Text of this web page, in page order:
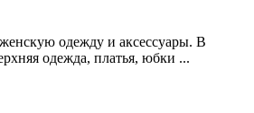
одежду и аксессуары. В
одежда, платья, юбки ...